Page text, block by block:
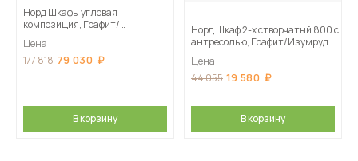
Норд Шкафы угловая
композиция, Графит/
Цена
177 818 79 030
В корзину
Норд Шкаф 2-х створчатый 800 с
антресолью, Графит/Изумруд
Цена
44 055 19 580
В корзину